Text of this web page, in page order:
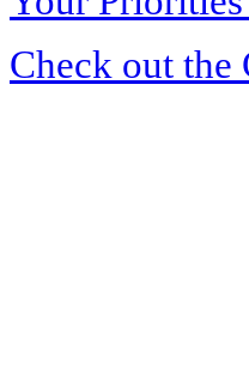
Check out